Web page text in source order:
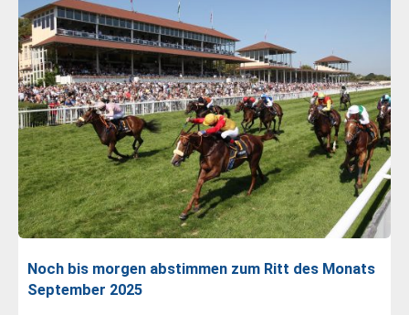
Noch bis morgen abstimmen zum Ritt des Monats
September 2025